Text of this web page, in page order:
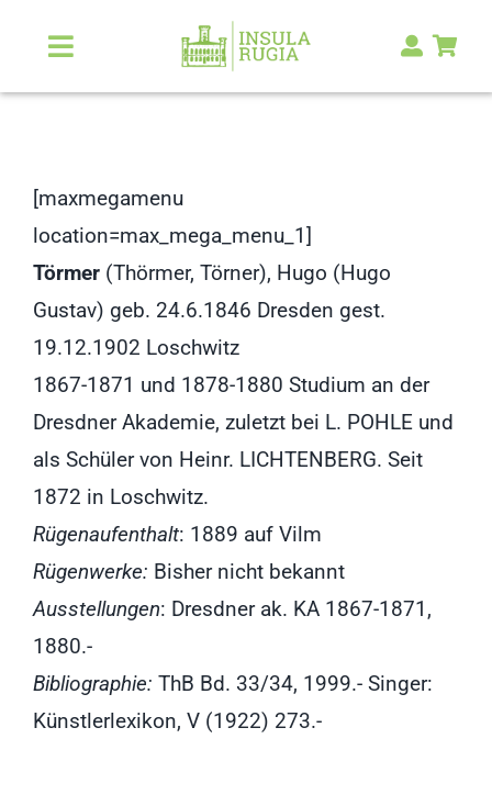
Inhalt
springen
Toggle
Navigation
Malerlexikon
RUGIA Shop
[maxmegamenu
location=max_mega_menu_1]
Törmer (Thörmer, Törner), Hugo (Hugo
Gustav) geb. 24.6.1846 Dresden gest.
19.12.1902 Loschwitz
1867-1871 und 1878-1880 Studium an der
Dresdner Akademie, zuletzt bei L. POHLE und
als Schüler von Heinr. LICHTENBERG. Seit
1872 in Loschwitz.
Rügenaufenthalt: 1889 auf Vilm
Rügenwerke: Bisher nicht bekannt
Ausstellungen: Dresdner ak. KA 1867-1871,
1880.-
Bibliographie: ThB Bd. 33/34, 1999.- Singer:
Künstlerlexikon, V (1922) 273.-